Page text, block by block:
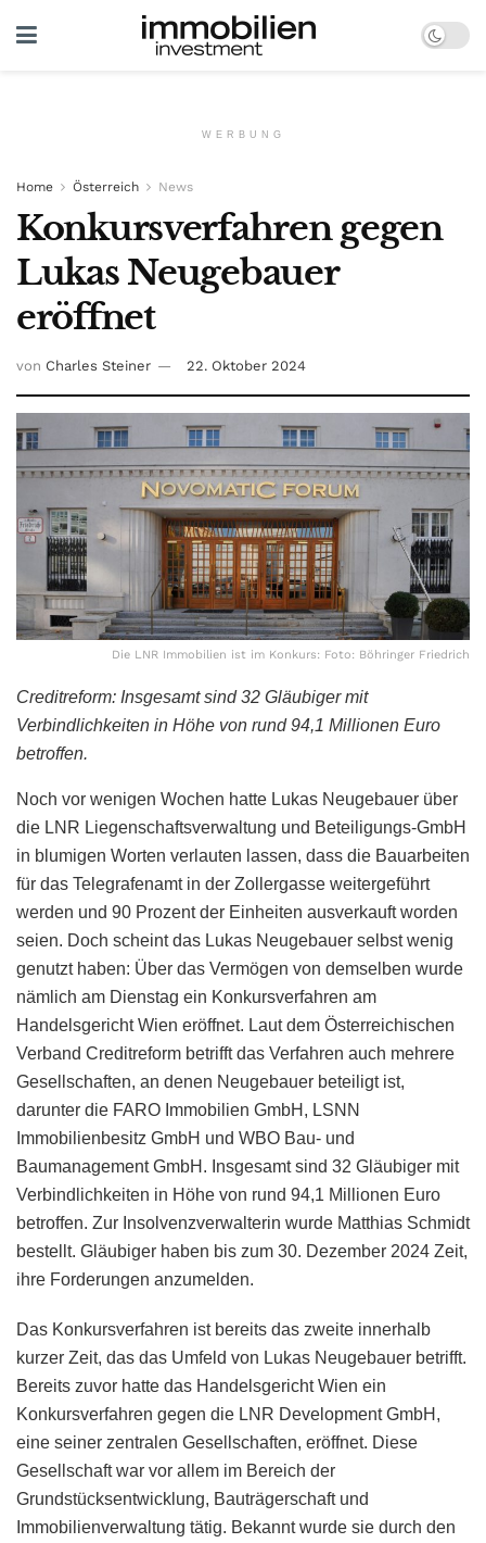
WERBUNG
Home Österreich News
Konkursverfahren gegen
Lukas Neugebauer
eröffnet
von Charles Steiner 22. Oktober 2024
Die LNR Immobilien ist im Konkurs: Foto: Böhringer Friedrich
Creditreform: Insgesamt sind 32 Gläubiger mit
Verbindlichkeiten in Höhe von rund 94,1 Millionen Euro
betroffen.
Noch vor wenigen Wochen hatte Lukas Neugebauer über
die LNR Liegenschaftsverwaltung und Beteiligungs-GmbH
in blumigen Worten verlauten lassen, dass die Bauarbeiten
für das Telegrafenamt in der Zollergasse weitergeführt
werden und 90 Prozent der Einheiten ausverkauft worden
seien. Doch scheint das Lukas Neugebauer selbst wenig
genutzt haben: Über das Vermögen von demselben wurde
nämlich am Dienstag ein Konkursverfahren am
Handelsgericht Wien eröffnet. Laut dem Österreichischen
Verband Creditreform betrifft das Verfahren auch mehrere
Gesellschaften, an denen Neugebauer beteiligt ist,
darunter die FARO Immobilien GmbH, LSNN
Immobilienbesitz GmbH und WBO Bau- und
Baumanagement GmbH. Insgesamt sind 32 Gläubiger mit
Verbindlichkeiten in Höhe von rund 94,1 Millionen Euro
betroffen. Zur Insolvenzverwalterin wurde Matthias Schmidt
bestellt. Gläubiger haben bis zum 30. Dezember 2024 Zeit,
ihre Forderungen anzumelden.
Das Konkursverfahren ist bereits das zweite innerhalb
kurzer Zeit, das das Umfeld von Lukas Neugebauer betrifft.
Bereits zuvor hatte das Handelsgericht Wien ein
Konkursverfahren gegen die LNR Development GmbH,
eine seiner zentralen Gesellschaften, eröffnet. Diese
Gesellschaft war vor allem im Bereich der
Grundstücksentwicklung, Bauträgerschaft und
Immobilienverwaltung tätig. Bekannt wurde sie durch den